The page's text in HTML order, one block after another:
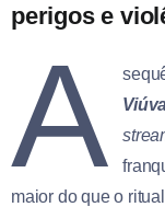
perigos e
A
maior do que o